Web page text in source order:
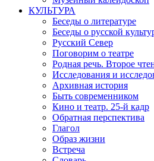
КУЛЬТУРА
Беседы о литературе
Беседы о русской
Русский Север
Поговорим о театре
Родная речь. Второе
Исследования и
Архивная история
Быть современником
Кино и театр. 25-й кадр
Обратная перспектива
Глагол
Образ жизни
Встреча